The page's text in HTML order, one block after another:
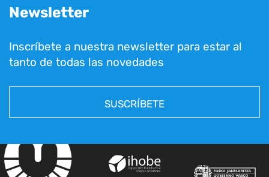
Newsletter
Inscríbete a nuestra newsletter para estar al
tanto de todas las novedades
SUSCRÍBETE